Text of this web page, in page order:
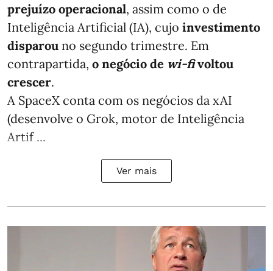
prejuízo operacional, assim como o de
Inteligência Artificial (IA), cujo investimento
disparou no segundo trimestre. Em
contrapartida, o negócio de wi-fivoltou
crescer.
A SpaceX conta com os negócios da xAI
(desenvolve o Grok, motor de Inteligência
Artif ...
Ver mais